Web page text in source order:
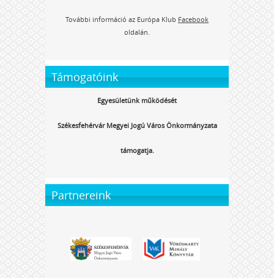
További információ az Európa Klub Facebook
oldalán.
Támogatóink
Egyesületünk működését
Székesfehérvár Megyei Jogú Város Önkormányzata
támogatja.
Partnereink